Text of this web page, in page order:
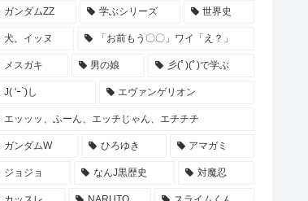
ガンダムZZ 学ぶシリーズ 世界史
犬、イッヌ 「お前もう〇〇」ワイ「え？」
メスガキ 男の娘 彡(ﾟ)(ﾟ)で学ぶ
J( 'ｰ`)し エヴァンゲリオン
エッッッ、ふーん、エッチじゃん、エチチチ
ガンダムW ひろゆき アマガミ
ジョジョ なんJ黒歴史 対魔忍